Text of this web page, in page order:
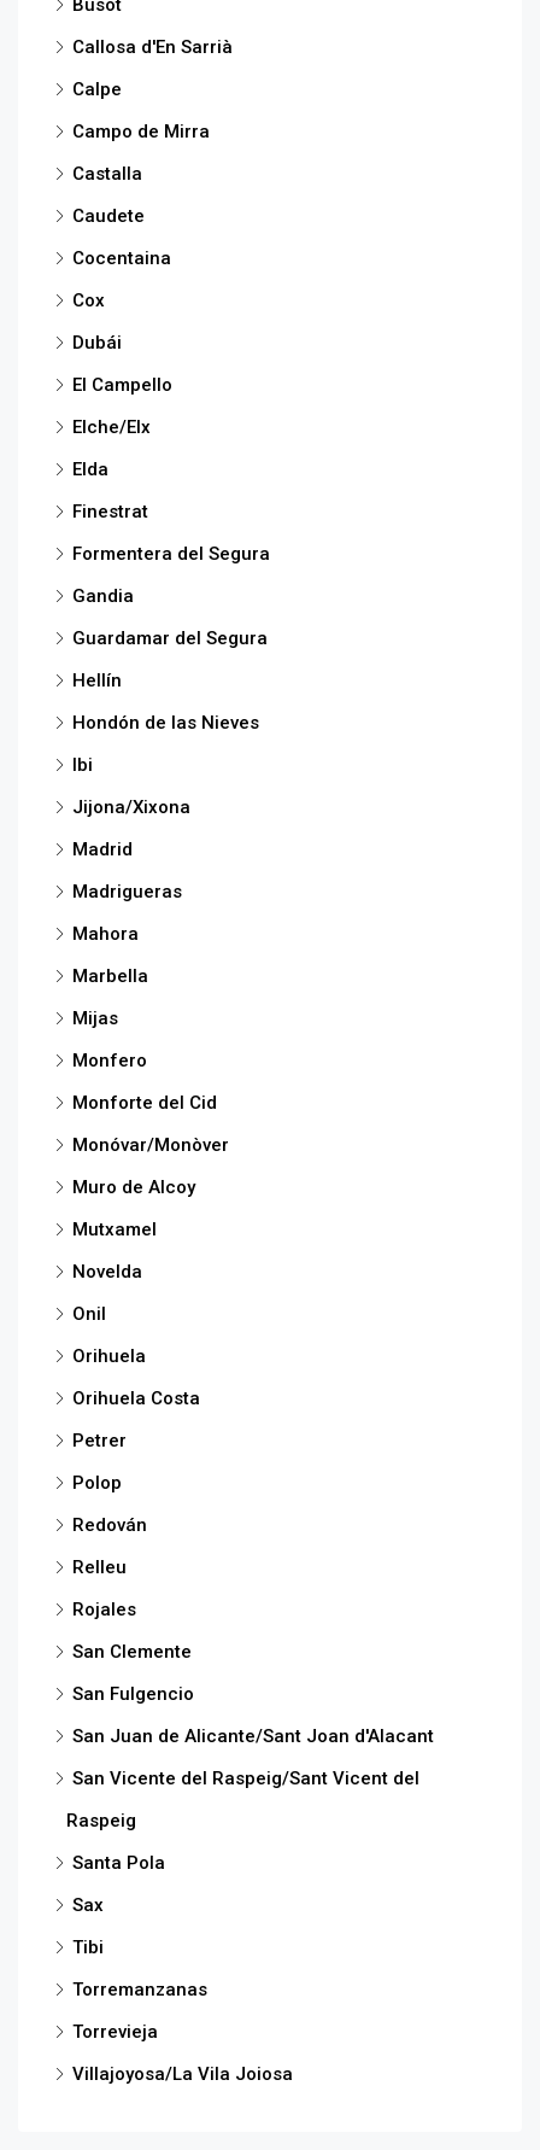
Busot
Callosa d'En Sarrià
Calpe
Campo de Mirra
Castalla
Caudete
Cocentaina
Cox
Dubái
El Campello
Elche/Elx
Elda
Finestrat
Formentera del Segura
Gandia
Guardamar del Segura
Hellín
Hondón de las Nieves
Ibi
Jijona/Xixona
Madrid
Madrigueras
Mahora
Marbella
Mijas
Monfero
Monforte del Cid
Monóvar/Monòver
Muro de Alcoy
Mutxamel
Novelda
Onil
Orihuela
Orihuela Costa
Petrer
Polop
Redován
Relleu
Rojales
San Clemente
San Fulgencio
San Juan de Alicante/Sant Joan d'Alacant
San Vicente del Raspeig/Sant Vicent del
Raspeig
Santa Pola
Sax
Tibi
Torremanzanas
Torrevieja
Villajoyosa/La Vila Joiosa